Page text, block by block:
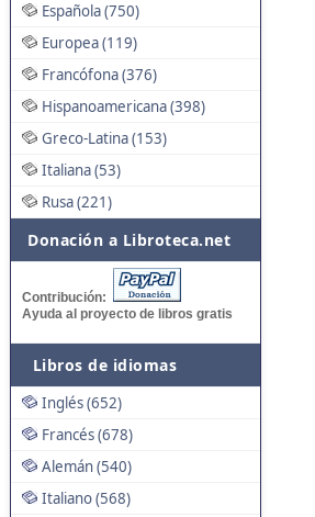
Española (750)
Europea (119)
Francófona (376)
Hispanoamericana (398)
Greco-Latina (153)
Italiana (53)
Rusa (221)
Donación a Libroteca.net
Contribución:
Ayuda al proyecto de libros gratis
Libros de idiomas
Inglés (652)
Francés (678)
Alemán (540)
Italiano (568)